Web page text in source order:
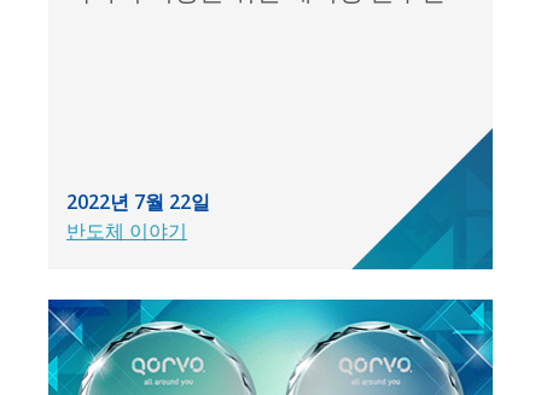
2022년 7월 22일
반도체 이야기